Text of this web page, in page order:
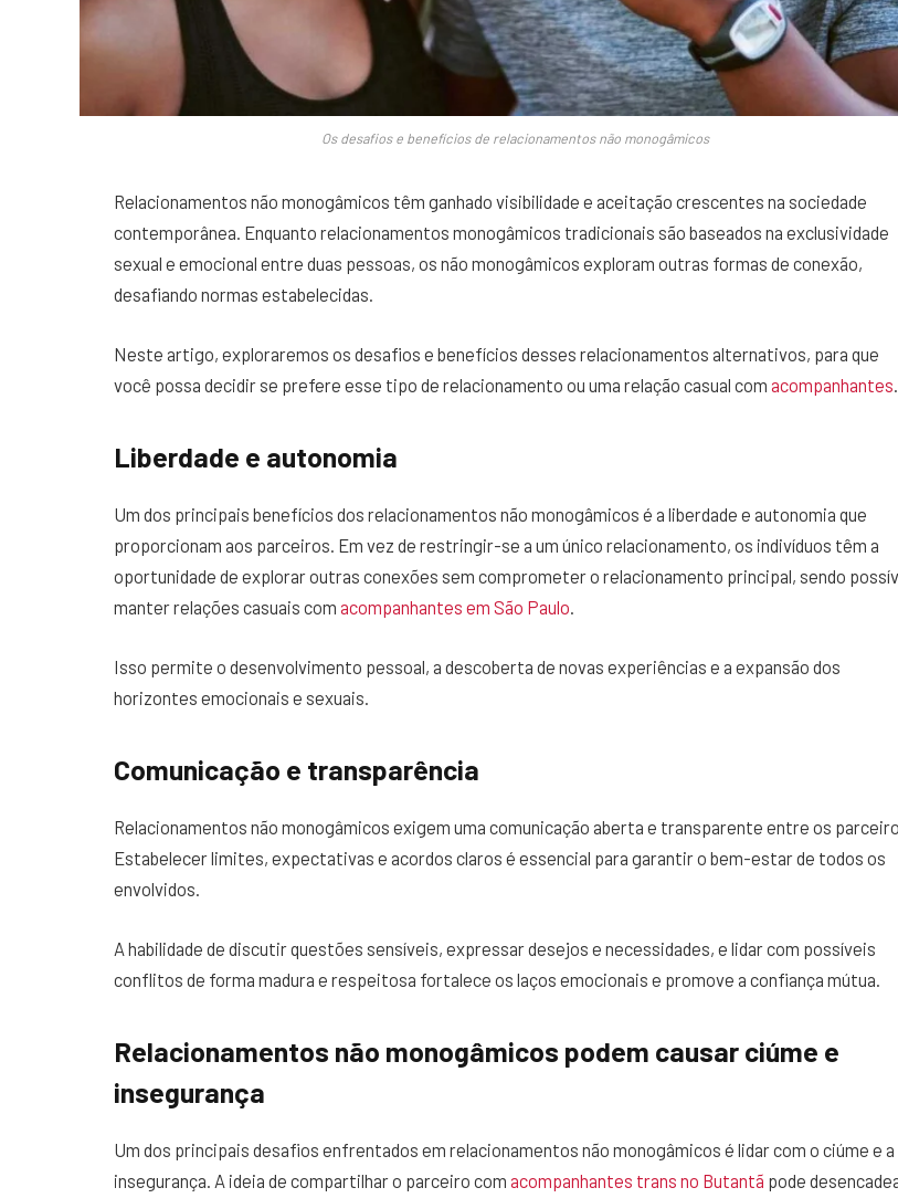
Os desafios e benefícios de relacionamentos não monogâmicos
Relacionamentos não monogâmicos têm ganhado visibilidade e aceitação crescentes na sociedade
contemporânea. Enquanto relacionamentos monogâmicos tradicionais são baseados na exclusividade
sexual e emocional entre duas pessoas, os não monogâmicos exploram outras formas de conexão,
desafiando normas estabelecidas.
Neste artigo, exploraremos os desafios e benefícios desses relacionamentos alternativos, para que
você possa decidir se prefere esse tipo de relacionamento ou uma relação casual com acompanhantes
Liberdade e autonomia
Um dos principais benefícios dos relacionamentos não monogâmicos é a liberdade e autonomia que
proporcionam aos parceiros. Em vez de restringir-se a um único relacionamento, os indivíduos têm a
oportunidade de explorar outras conexões sem comprometer o relacionamento principal, sendo
manter relações casuais com acompanhantes em São Paulo.
Isso permite o desenvolvimento pessoal, a descoberta de novas experiências e a expansão dos
horizontes emocionais e sexuais.
Comunicação e transparência
Relacionamentos não monogâmicos exigem uma comunicação aberta e transparente entre os
Estabelecer limites, expectativas e acordos claros é essencial para garantir o bem-estar de todos os
envolvidos.
A habilidade de discutir questões sensíveis, expressar desejos e necessidades, e lidar com possíveis
conflitos de forma madura e respeitosa fortalece os laços emocionais e promove a confiança mútua.
Relacionamentos não monogâmicos podem causar ciúme e
insegurança
Um dos principais desafios enfrentados em relacionamentos não monogâmicos é lidar com o ciúme e a
insegurança. A ideia de compartilhar o parceiro com acompanhantes trans no Butantã pode